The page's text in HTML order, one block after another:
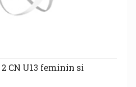
CN U13 feminin si